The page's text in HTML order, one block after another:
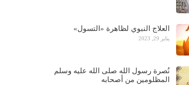
العلاج النبوي لظاهرة «التسول»
يناير 29, 2023
نُصرة رسول الله صلى الله عليه وسلم
المظلومين من أصحابه